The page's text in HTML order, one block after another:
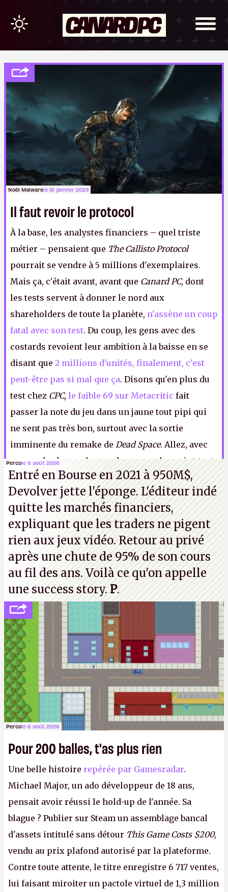
Noël Malwarele 16 janvier 2023
Il faut revoir le protocol
À la base, les analystes financiers – quel triste
métier – pensaient que The Callisto Protocol
pourrait se vendre à 5 millions d'exemplaires.
Mais ça, c'était avant, avant que Canard PC, dont
les tests servent à donner le nord aux
shareholders de toute la planète, n'assène un coup
fatal avec son test. Du coup, les gens avec des
costards revoient leur ambition à la baisse en se
disant que 2 millions d'unités, finalement, c'est
peut-être pas si mal que ça. Disons qu'en plus du
test chez CPC, le faible 69 sur Metacritic fait
passer la note du jeu dans un jaune tout pipi qui
ne sent pas très bon, surtout avec la sortie
imminente du remake de Dead Space. Allez, avec
un peu de chance, le remake sera nul aussi et tout
le monde pourra boire du champagne en se disant
que de toute façon, il n'y a que ça.N.M.
Percole 6 août 2026
Entré en Bourse en 2021 à 950M$,
Devolver jette l'éponge. L'éditeur indé
quitte les marchés financiers,
expliquant que les traders ne pigent
rien aux jeux vidéo. Retour au privé
après une chute de 95% de son cours
au fil des ans. Voilà ce qu'on appelle
une success story.P.
Percole 6 août 2026
Pour 200 balles, t'as plus rien
Une belle histoire repérée par Gamesradar.
Michael Major, un ado développeur de 18 ans,
pensait avoir réussi le hold-up de l'année. Sa
blague ? Publier sur Steam un assemblage bancal
d'assets intitulé sans détour This Game Costs $200,
vendu au prix plafond autorisé par la plateforme.
Contre toute attente, le titre enregistre 6 717 ventes,
lui faisant miroiter un pactole virtuel de 1,3 million